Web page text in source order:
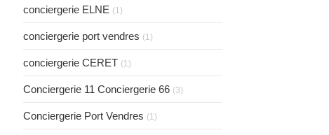
conciergerie ELNE (1)
conciergerie port vendres (1)
conciergerie CERET (1)
Conciergerie 11 Conciergerie 66 (3)
Conciergerie Port Vendres (1)